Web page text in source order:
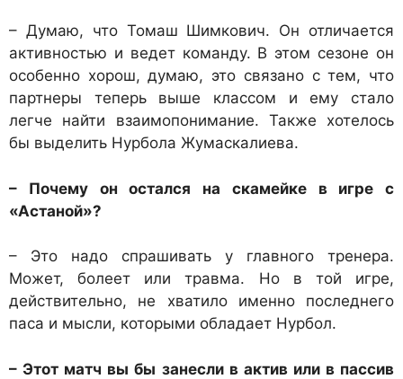
– Думаю, что Томаш Шимкович. Он отличается
активностью и ведет команду. В этом сезоне он
особенно хорош, думаю, это связано с тем, что
партнеры теперь выше классом и ему стало
легче найти взаимопонимание. Также хотелось
бы выделить Нурбола Жумаскалиева.
– Почему он остался на скамейке в игре с
«Астаной»?
– Это надо спрашивать у главного тренера.
Может, болеет или травма. Но в той игре,
действительно, не хватило именно последнего
паса и мысли, которыми обладает Нурбол.
– Этот матч вы бы занесли в актив или в пассив